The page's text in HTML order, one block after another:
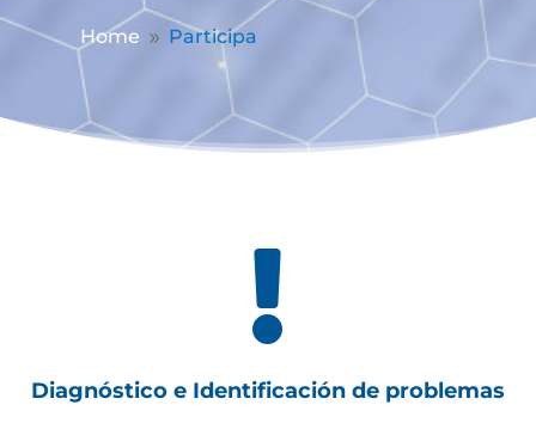
Home 9 Participa

Diagnóstico e Identificación de problemas